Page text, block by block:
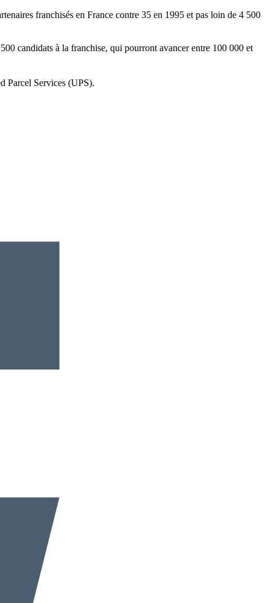
franchisés en France contre 35 en 1995 et pas loin de 4 500
candidats à la franchise, qui pourront avancer entre 100 000 et
Parcel Services (UPS).